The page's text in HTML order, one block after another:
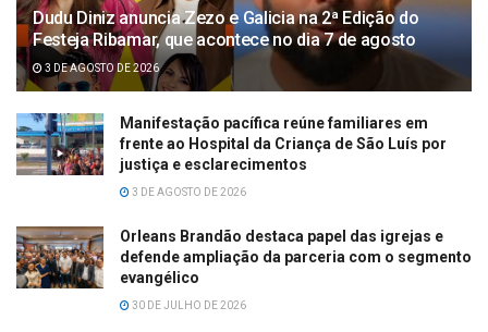
Dudu Diniz anuncia Zezo e Galicia na 2ª Edição do
Festeja Ribamar, que acontece no dia 7 de agosto
3 DE AGOSTO DE 2026
Manifestação pacífica reúne familiares em
frente ao Hospital da Criança de São Luís por
justiça e esclarecimentos
3 DE AGOSTO DE 2026
Orleans Brandão destaca papel das igrejas e
defende ampliação da parceria com o segmento
evangélico
30 DE JULHO DE 2026